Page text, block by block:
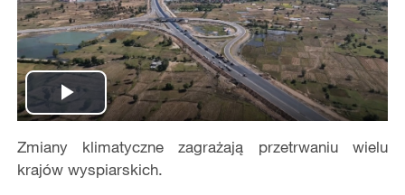
Play
Video
Zmiany klimatyczne zagrażają przetrwaniu wielu
krajów wyspiarskich.